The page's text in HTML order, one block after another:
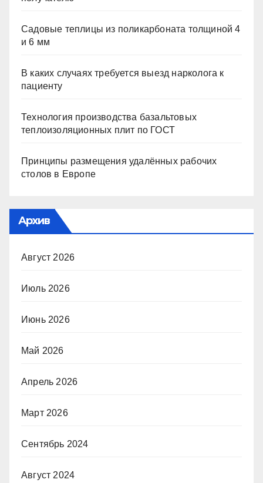
Садовые теплицы из поликарбоната толщиной 4
и 6 мм
В каких случаях требуется выезд нарколога к
пациенту
Технология производства базальтовых
теплоизоляционных плит по ГОСТ
Принципы размещения удалённых рабочих
столов в Европе
Архив
Август 2026
Июль 2026
Июнь 2026
Май 2026
Апрель 2026
Март 2026
Сентябрь 2024
Август 2024